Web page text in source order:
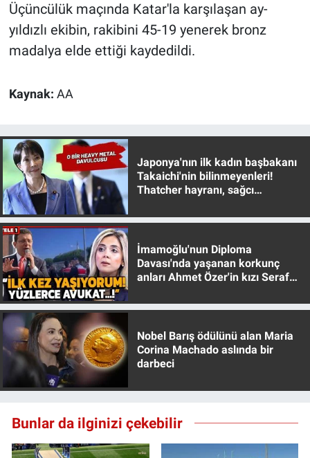
Üçüncülük maçında Katar'la karşılaşan ay-
yıldızlı ekibin, rakibini 45-19 yenerek bronz
madalya elde ettiği kaydedildi.
Kaynak: AA
Japonya'nın ilk kadın başbakanı
Takaichi'nin bilinmeyenleri!
Thatcher hayranı, sağcı
İmamoğlu'nun Diploma
Davası'nda yaşanan korkunç
anları Ahmet Özer'in kızı Seraf
Nobel Barış ödülünü alan Maria
Corina Machado aslında bir
darbeci
Bunlar da ilginizi çekebilir
İlan
Kimdir
Koronavirüs
Kültür Sanat
Ne demişti
Nedir
Popüler
Programlar
Sağlık
Spor
Teknoloji
Türkiye'nin Geleceği
Türkiye'nin Gündemi